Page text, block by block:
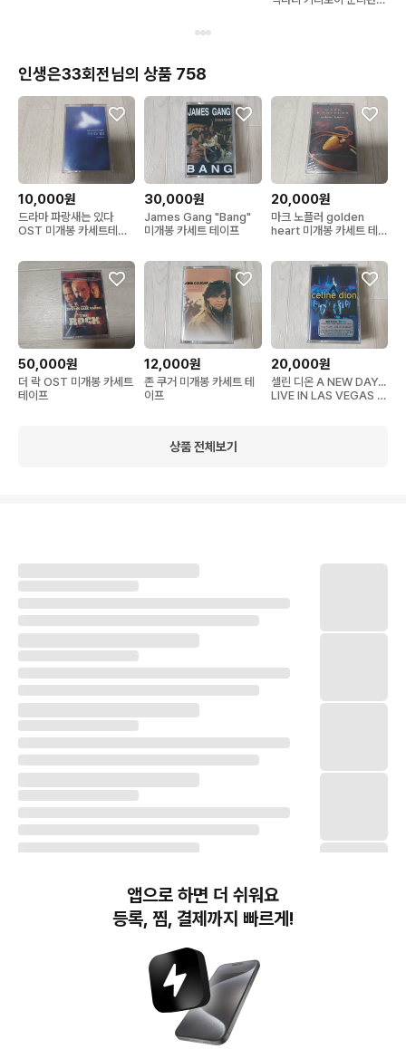
인생은33회전님의 상품 758
10,000원
드라마 파랑새는 있다
OST 미개봉 카세트테이
30,000원
James Gang "Bang"
미개봉 카세트 테이프
20,000원
마크 노플러 golden
heart 미개봉 카세트 테이
50,000원
더 락 OST 미개봉 카세트
테이프
12,000원
존 쿠거 미개봉 카세트 테
이프
20,000원
셀린 디온 A NEW DAY...
LIVE IN LAS VEGAS 미
상품 전체보기
번개장터(주) 사업자정보, 이용약관 및 기타 법적고지
번개장터㈜는 통신판매중개자이며, 통신판매의 당사자가 아닙니다. 전자상거래 등에서의
소비자보호에 관한 법률 등 관련 법령 및 번개장터㈜의 약관에 따라 상품, 상품정보, 거래에 관한 책임은
개별 판매자에게 귀속하고, 번개장터㈜는 원칙적으로 회원간 거래에 대하여 책임을 지지 않습니다.
앱으로 하면 더 쉬워요
등록, 찜, 결제까지 빠르게!